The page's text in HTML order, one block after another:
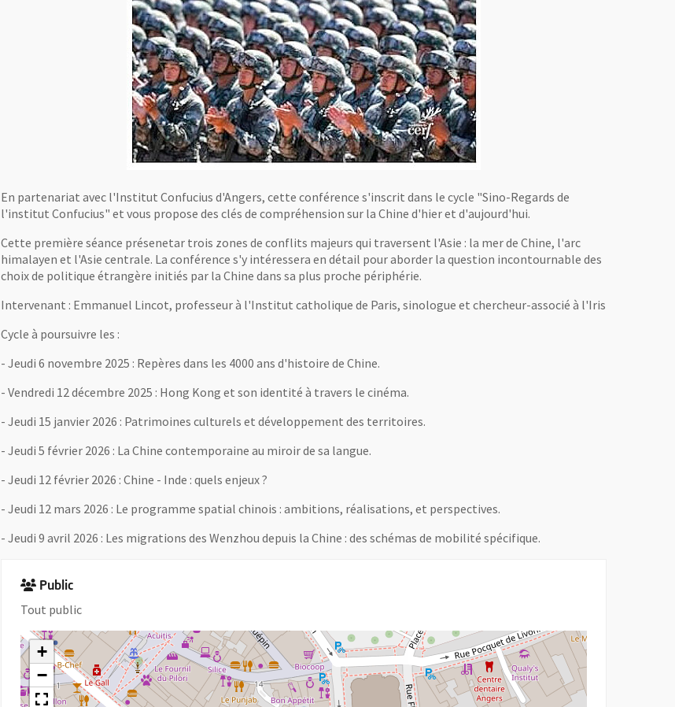
En partenariat avec l'Institut Confucius d'Angers, cette conférence s'inscrit dans le cycle "Sino-Regards de
l'institut Confucius" et vous propose des clés de compréhension sur la Chine d'hier et d'aujourd'hui.
Cette première séance présenetar trois zones de conflits majeurs qui traversent l'Asie : la mer de Chine, l'arc
himalayen et l'Asie centrale. La conférence s'y intéressera en détail pour aborder la question incontournable des
choix de politique étrangère initiés par la Chine dans sa plus proche périphérie.
Intervenant : Emmanuel Lincot, professeur à l'Institut catholique de Paris, sinologue et chercheur-associé à l'Iris
Cycle à poursuivre les :
- Jeudi 6 novembre 2025 : Repères dans les 4000 ans d'histoire de Chine.
- Vendredi 12 décembre 2025 : Hong Kong et son identité à travers le cinéma.
- Jeudi 15 janvier 2026 : Patrimoines culturels et développement des territoires.
- Jeudi 5 février 2026 : La Chine contemporaine au miroir de sa langue.
- Jeudi 12 février 2026 : Chine - Inde : quels enjeux ?
- Jeudi 12 mars 2026 : Le programme spatial chinois : ambitions, réalisations, et perspectives.
- Jeudi 9 avril 2026 : Les migrations des Wenzhou depuis la Chine : des schémas de mobilité spécifique.
Public
Tout public
+
−